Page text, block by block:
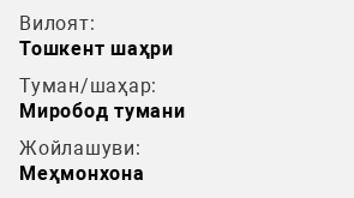
Вилоят:
Тошкент шаҳри
Туман/шаҳар:
Миробод тумани
Жойлашуви:
Меҳмонхона